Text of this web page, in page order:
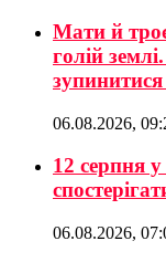
Мати й
голій
06.08.2026,
12 серпня
06.08.2026,